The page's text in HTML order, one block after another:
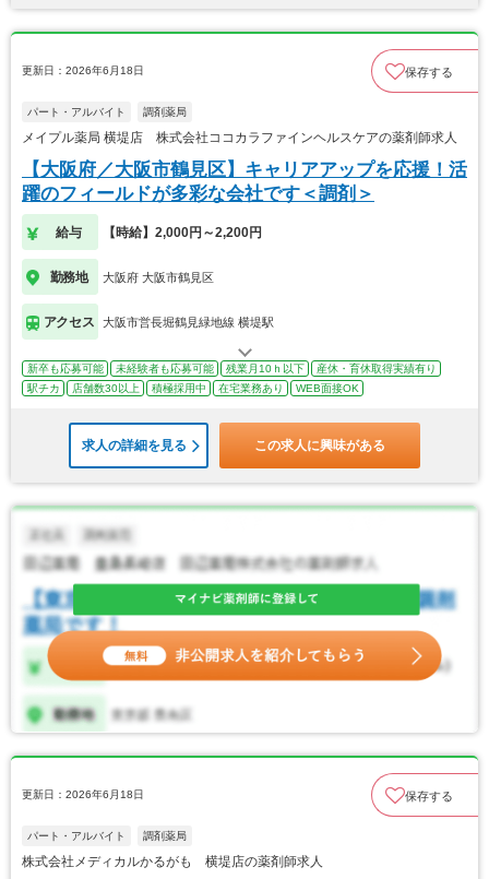
更新日：2026年6月18日 保存する
パート・アルバイト 調剤薬局
メイプル薬局 横堤店 株式会社ココカラファインヘルスケアの薬剤師求人
【大阪府／大阪市鶴見区】キャリアアップを応援！活
躍のフィールドが多彩な会社です＜調剤＞
給与 【時給】2,000円～2,200円
勤務地 大阪府 大阪市鶴見区
アクセス 大阪市営長堀鶴見緑地線 横堤駅
新卒も応募可能 未経験者も応募可能 残業月10ｈ以下
産休・育休取得実績有り
駅チカ
店舗数30以上 積極採用中 在宅業務あり WEB面接OK
求人の詳細を見る この求人に興味がある
更新日：2026年6月18日 保存する
パート・アルバイト 調剤薬局
株式会社メディカルかるがも 横堤店の薬剤師求人